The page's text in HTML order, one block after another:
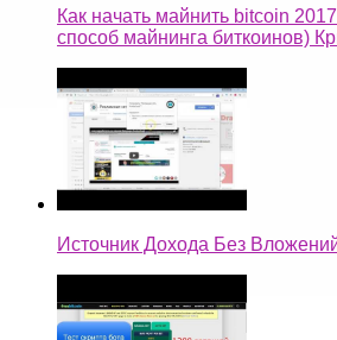
Как начать майнить bitcoin
способ майнинга биткоинов)
Источник Дохода Без